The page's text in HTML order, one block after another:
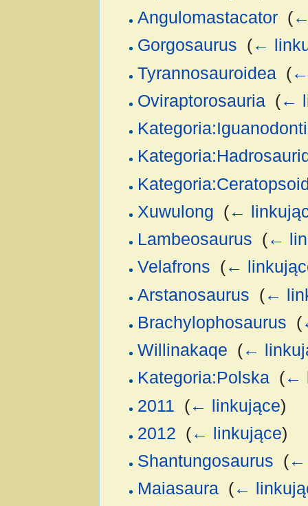
Angulomastacator‎ (←
Gorgosaurus (←
Tyrannosauroidea‎ (←
Oviraptorosauria‎ (←
Xuwulong (←
Lambeosaurus (←
Velafrons (←
Arstanosaurus (←
Brachylophosaurus (
Willinakaqe (←
Kategoria:Polska‎ (←
2011 (← linkujące)
2012 (← linkujące)
Shantungosaurus (←
Maiasaura‎ (←